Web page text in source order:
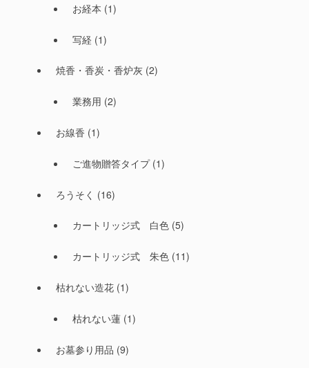
お経本 (1)
写経 (1)
焼香・香炭・香炉灰 (2)
業務用 (2)
お線香 (1)
ご進物贈答タイプ(1)
ろうそく (16)
カートリッジ式 白色(5)
カートリッジ式 朱色(11)
枯れない造花 (1)
枯れない蓮(1)
お墓参り用品 (9)